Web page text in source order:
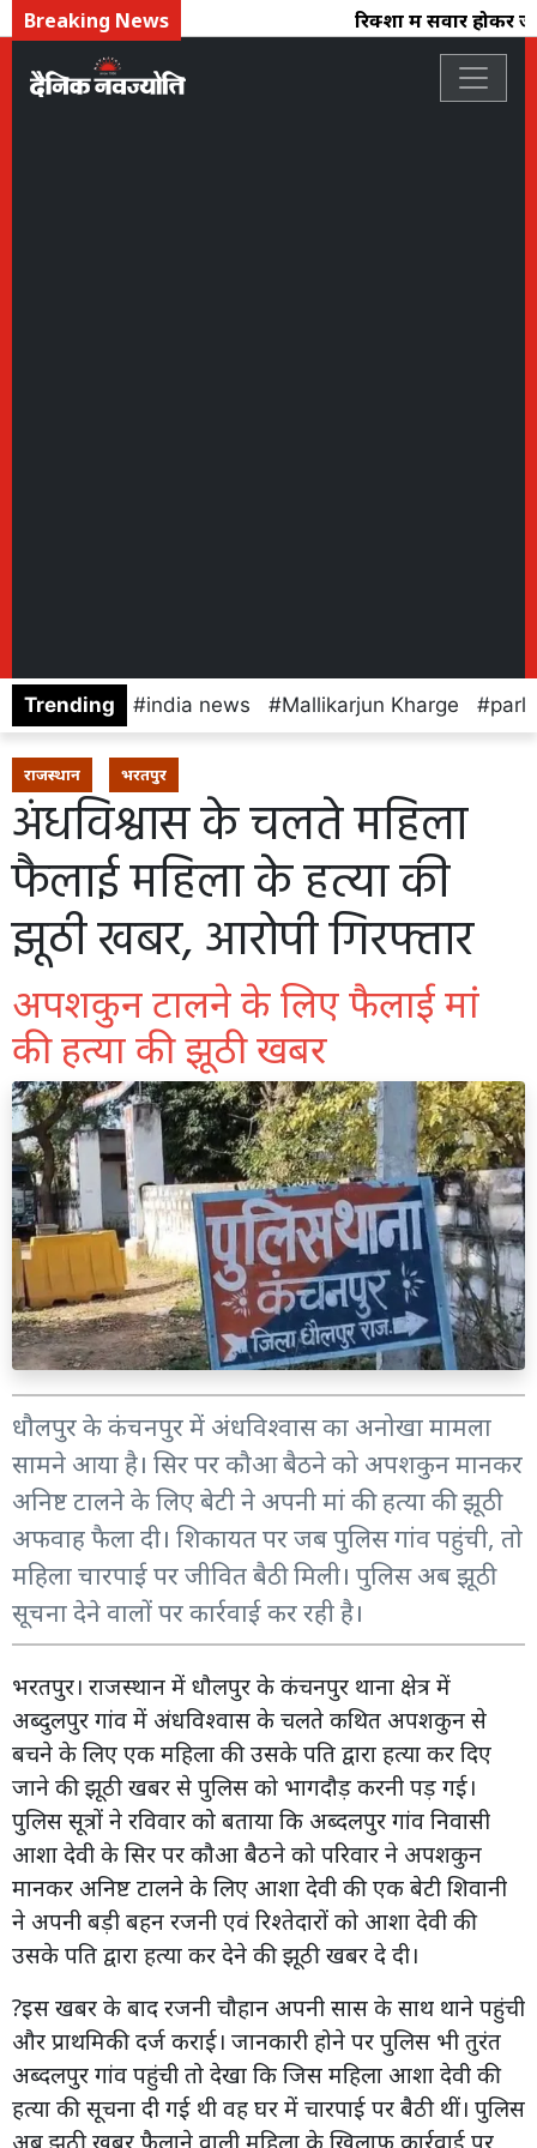
Breaking News रिक्शा में सवार होकर
Trending india news Mallikarjun Kharge
राजस्थान भरतपुर
अंधविश्वास के चलते महिला
फैलाई महिला के हत्या की
झूठी खबर, आरोपी गिरफ्तार
अपशकुन टालने के लिए फैलाई मां
की हत्या की झूठी खबर
धौलपुर के कंचनपुर में अंधविश्वास का अनोखा मामला
सामने आया है। सिर पर कौआ बैठने को अपशकुन मानकर
अनिष्ट टालने के लिए बेटी ने अपनी मां की हत्या की झूठी
अफवाह फैला दी। शिकायत पर जब पुलिस गांव पहुंची, तो
महिला चारपाई पर जीवित बैठी मिली। पुलिस अब झूठी
सूचना देने वालों पर कार्रवाई कर रही है।
भरतपुर। राजस्थान में धौलपुर के कंचनपुर थाना क्षेत्र में
अब्दुलपुर गांव में अंधविश्वास के चलते कथित अपशकुन से
बचने के लिए एक महिला की उसके पति द्वारा हत्या कर दिए
जाने की झूठी खबर से पुलिस को भागदौड़ करनी पड़ गई।
पुलिस सूत्रों ने रविवार को बताया कि अब्दलपुर गांव निवासी
आशा देवी के सिर पर कौआ बैठने को परिवार ने अपशकुन
मानकर अनिष्ट टालने के लिए आशा देवी की एक बेटी शिवानी
ने अपनी बड़ी बहन रजनी एवं रिश्तेदारों को आशा देवी की
उसके पति द्वारा हत्या कर देने की झूठी खबर दे दी।
?इस खबर के बाद रजनी चौहान अपनी सास के साथ थाने पहुंची
और प्राथमिकी दर्ज कराई। जानकारी होने पर पुलिस भी तुरंत
अब्दलपुर गांव पहुंची तो देखा कि जिस महिला आशा देवी की
हत्या की सूचना दी गई थी वह घर में चारपाई पर बैठी थीं। पुलिस
अब झूठी खबर फैलाने वाली महिला के खिलाफ कार्रवाई पर